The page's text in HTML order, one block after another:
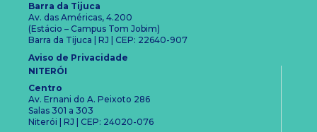
Barra da Tijuca
Av. das Américas, 4.200
(Estácio – Campus Tom Jobim)
Barra da Tijuca | RJ | CEP: 22640-907
Aviso de Privacidade
NITERÓI
Centro
Av. Ernani do A. Peixoto 286
Salas 301 a 303
Niterói | RJ | CEP: 24020-076